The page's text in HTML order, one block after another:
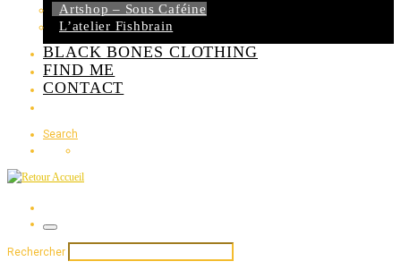
Artshop – Sous Caféine
L’atelier Fishbrain
BLACK BONES CLOTHING
FIND ME
CONTACT
Search
Menu
Rechercher